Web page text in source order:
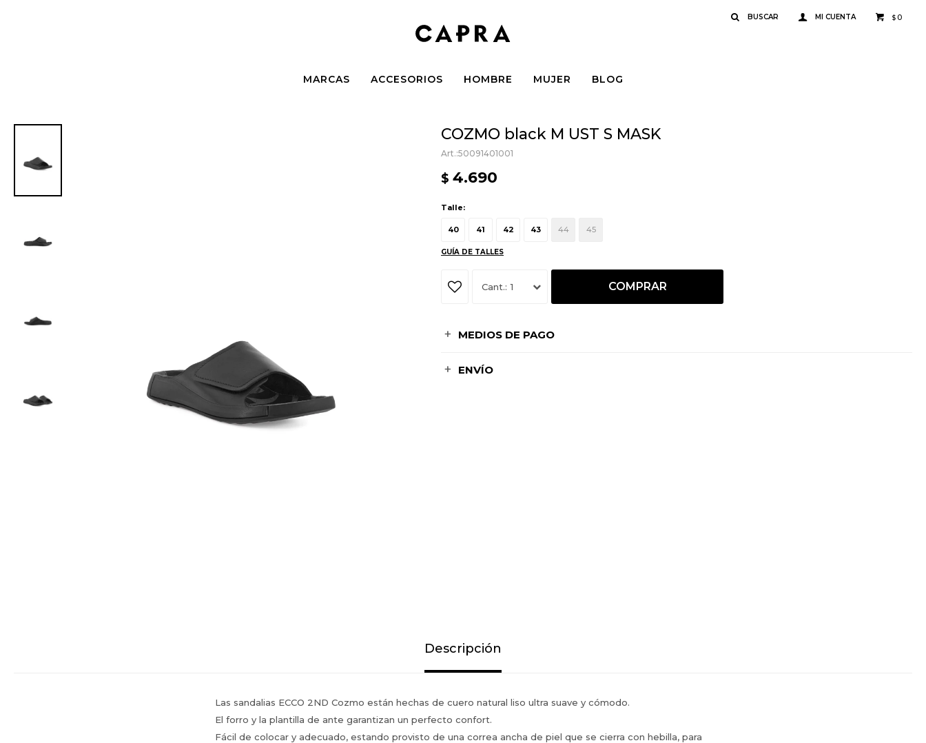
MARCAS ACCESORIOS HOMBRE MUJER BLOG
$ 0
COZMO black M UST S MASK
50091401001
$ 4.690
Talle:
40 41 42 43 44 45
GUÍA DE TALLES
1 COMPRAR
MEDIOS DE PAGO
ENVÍO
Descripción
Las sandalias ECCO 2ND Cozmo están hechas de cuero natural liso ultra suave y cómodo.
El forro y la plantilla de ante garantizan un perfecto confort.
Fácil de colocar y adecuado, estando provisto de una correa ancha de piel que se cierra con hebilla, para